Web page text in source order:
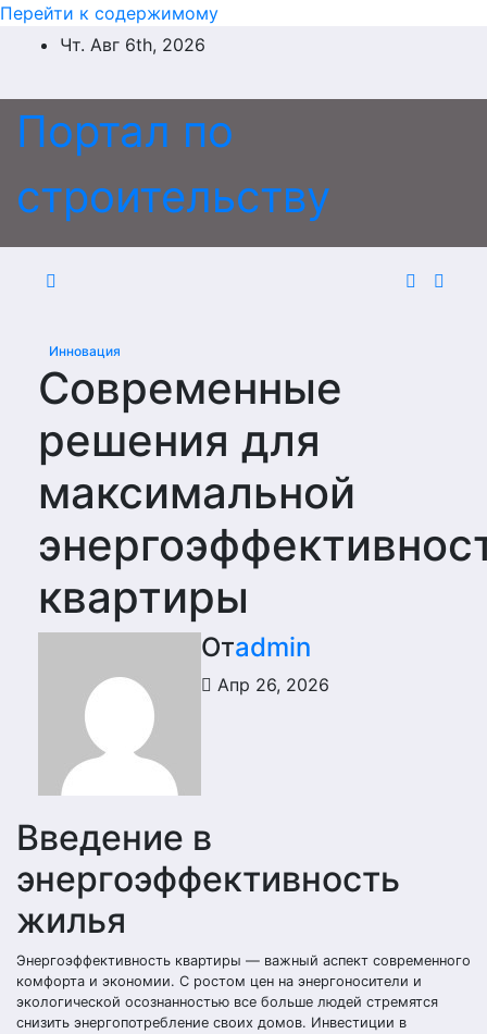
Перейти к содержимому
Чт. Авг 6th, 2026
Портал по
строительству
Инновация
Современные
решения для
максимальной
квартиры
Отadmin
Апр 26, 2026
Введение в
энергоэффективность
жилья
Энергоэффективность квартиры — важный аспект современного
комфорта и экономии. С ростом цен на энергоносители и
экологической осознанностью все больше людей стремятся
снизить энергопотребление своих домов. Инвестиции в